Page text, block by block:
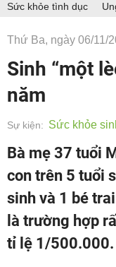
Sức khỏe tình dục
Thứ Ba, ngày 06/11/
Sinh “một
năm
Sự kiện: Sức khỏe
Bà mẹ 37 tuổi
con trên 5 tuổi
sinh và 1 bé
là trường hợp
tỉ lệ 1/500.000.